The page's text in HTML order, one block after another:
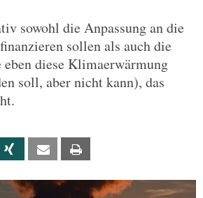
sowohl die Anpassung an die
sollen als auch die
eben diese Klimaerwärmung
soll, aber nicht kann), das
Xing Email